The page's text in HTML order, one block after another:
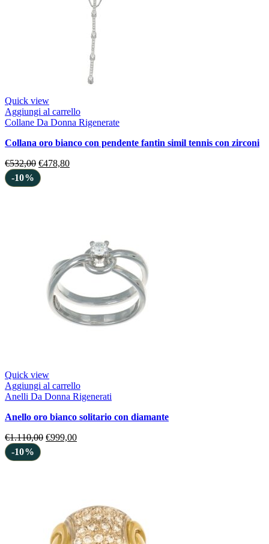
Quick view
Aggiungi al carrello
Collane Da Donna Rigenerate
collana oro bianco con pendente fantin simil tennis con zirconi
€532,00 €478,80
-10%
Quick view
Aggiungi al carrello
Anelli Da Donna Rigenerati
anello oro bianco solitario con diamante
€1.110,00 €999,00
-10%